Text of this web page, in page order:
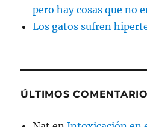
pero hay cosas que no
Los gatos sufren
ÚLTIMOS